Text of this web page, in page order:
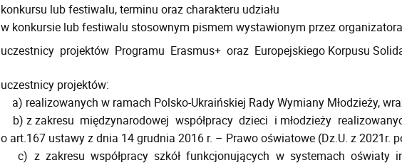
konkursu lub festiwalu, terminu oraz charakteru udziału
w konkursie lub festiwalu stosownym pismem wystawionym przez
uczestnicy projektów Programu Erasmus+ oraz Europejskiego Korpusu
uczestnicy projektów:
a) realizowanych w ramach Polsko-Ukraińskiej Rady Wymiany Młodzieży,
b) z zakresu międzynarodowej współpracy dzieci i młodzieży
o art.167 ustawy z dnia 14 grudnia 2016 r. – Prawo oświatowe (Dz.U. z 2021r.
c) z zakresu współpracy szkół funkcjonujących w systemach oświaty